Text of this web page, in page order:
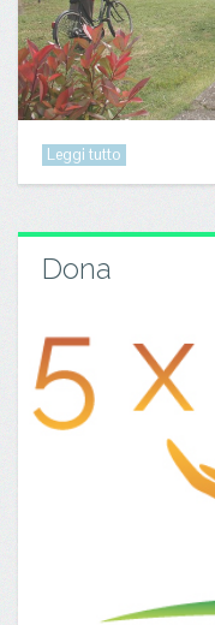
Leggi tutto
Dona